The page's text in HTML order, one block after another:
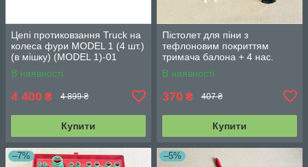
Цепі протиковзання Truck на
колеса фури MODEL 1 (4 шт.)
(в мішку) (MODEL 1)-01
В наявності
4 400 ₴ 4 899 ₴
Купити
Пістолет для піни з
тефлоновим покриттям
тримача балона + 4 нас.
INTERTOOL PT-0604
В наявності
370 ₴ 407 ₴
Купити
–7% –5%